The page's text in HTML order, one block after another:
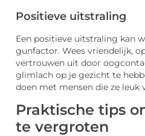
Positieve uitstraling
Een positieve uitstraling kan
gunfactor. Wees vriendelijk,
vertrouwen uit door
glimlach op je gezicht te
doen met mensen die ze leuk
Praktische tips
te vergroten